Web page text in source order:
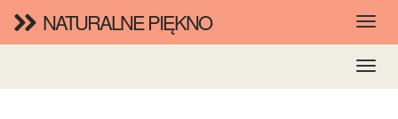
NATURALNE PIĘKNO